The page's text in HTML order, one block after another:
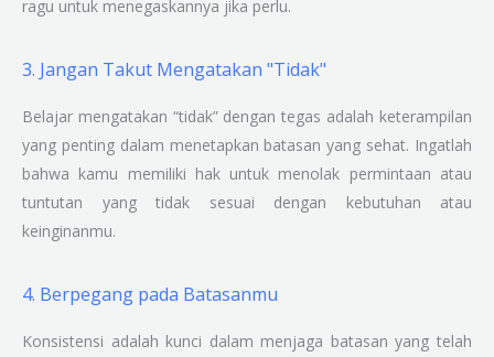
ragu untuk menegaskannya jika perlu.
3. Jangan Takut Mengatakan "Tidak"
Belajar mengatakan “tidak” dengan tegas adalah keterampilan
yang penting dalam menetapkan batasan yang sehat. Ingatlah
bahwa kamu memiliki hak untuk menolak permintaan atau
tuntutan yang tidak sesuai dengan kebutuhan atau
keinginanmu.
4. Berpegang pada Batasanmu
Konsistensi adalah kunci dalam menjaga batasan yang telah